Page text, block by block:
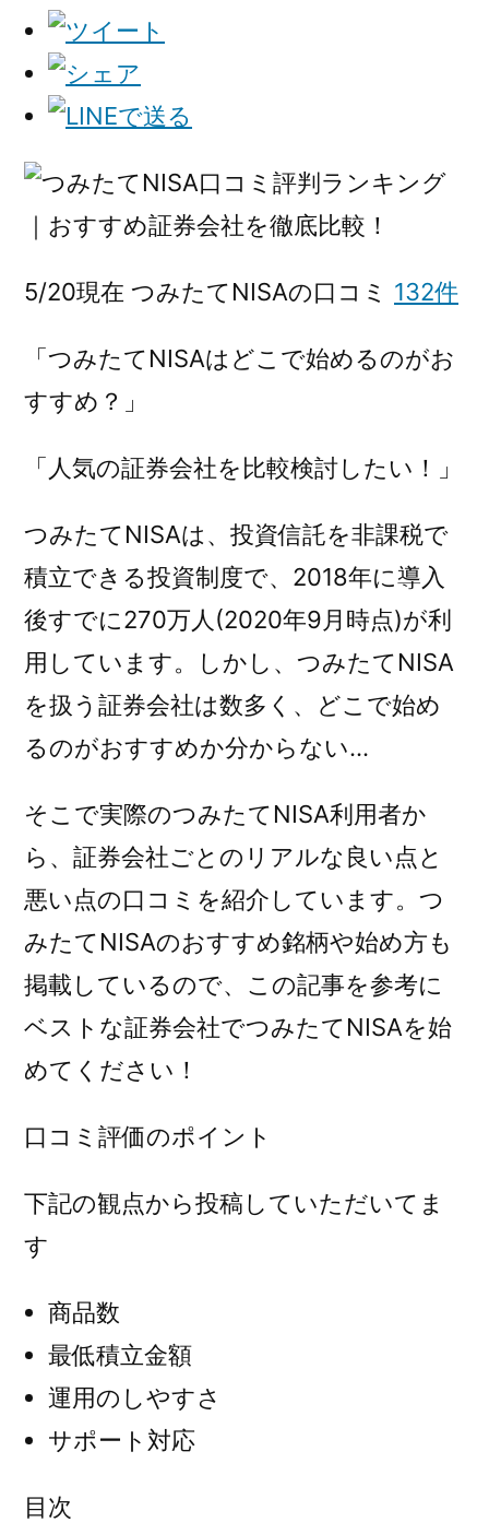
5/20現在 つみたてNISAの口コミ 132件
「つみたてNISAはどこで始めるのがお
すすめ？」
「人気の証券会社を比較検討したい！」
つみたてNISAは、投資信託を非課税で
積立できる投資制度で、2018年に導入
後すでに270万人(2020年9月時点)が利
用しています。しかし、つみたてNISA
を扱う証券会社は数多く、
どこで始め
るのがおすすめか分からない…
そこで実際のつみたてNISA利用者か
ら、証券会社ごとの リアルな良い点と
悪い点の口コミ を紹介しています。つ
みたてNISAのおすすめ銘柄や始め方も
掲載しているので、この記事を参考に
ベストな証券会社でつみたてNISAを始
めてください！
口コミ評価のポイント
下記の観点から投稿していただいてま
す
商品数
最低積立金額
運用のしやすさ
サポート対応
目次